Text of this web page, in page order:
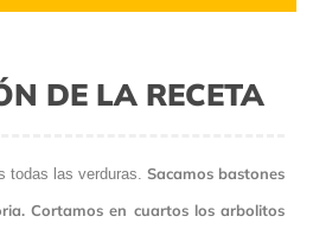
DE LA RECETA
todas las verduras. Sacamos bastones
Cortamos en cuartos los arbolitos